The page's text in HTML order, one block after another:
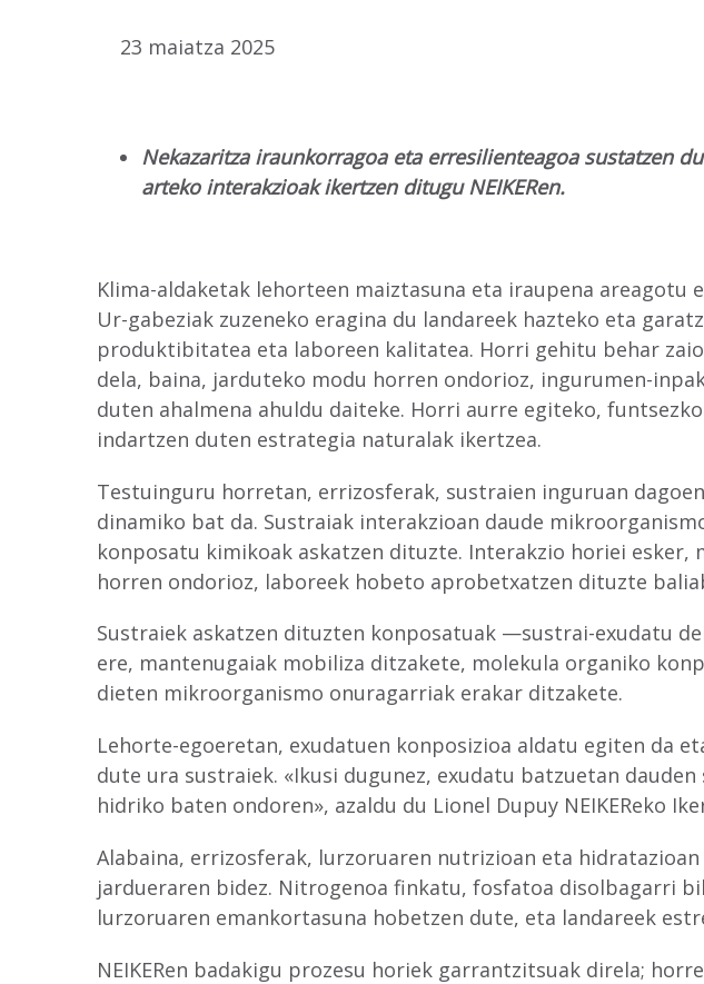
23 maiatza 2025
Nekazaritza iraunkorragoa eta erresilienteagoa sustatzen
arteko interakzioak ikertzen ditugu NEIKERen.
Klima-aldaketak lehorteen maiztasuna eta iraupena
Ur-gabeziak zuzeneko eragina du landareek hazteko eta
produktibitatea eta laboreen kalitatea. Horri gehitu behar
dela, baina, jarduteko modu horren ondorioz, ingurumen-
duten ahalmena ahuldu daiteke. Horri aurre egiteko,
indartzen duten estrategia naturalak ikertzea.
Testuinguru horretan, errizosferak, sustraien inguruan
dinamiko bat da. Sustraiak interakzioan daude
konposatu kimikoak askatzen dituzte. Interakzio horiei
horren ondorioz, laboreek hobeto aprobetxatzen dituzte
Sustraiek askatzen dituzten konposatuak —sustrai-exudatu
ere, mantenugaiak mobiliza ditzakete, molekula organiko
dieten mikroorganismo onuragarriak erakar ditzakete.
Lehorte-egoeretan, exudatuen konposizioa aldatu egiten da
dute ura sustraiek. «Ikusi dugunez, exudatu batzuetan
hidriko baten ondoren», azaldu du Lionel Dupuy NEIKEReko
Alabaina, errizosferak, lurzoruaren nutrizioan eta
jardueraren bidez. Nitrogenoa finkatu, fosfatoa disolbagarri
lurzoruaren emankortasuna hobetzen dute, eta landareek
NEIKERen badakigu prozesu horiek garrantzitsuak direla;